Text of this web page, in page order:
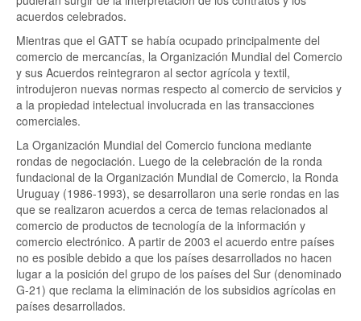
acuerdos celebrados.
Mientras que el GATT se había ocupado principalmente del
comercio de mercancías, la Organización Mundial del Comercio
y sus Acuerdos reintegraron al sector agrícola y textil,
introdujeron nuevas normas respecto al comercio de servicios y
a la propiedad intelectual involucrada en las transacciones
comerciales.
La Organización Mundial del Comercio funciona mediante
rondas de negociación. Luego de la celebración de la ronda
fundacional de la Organización Mundial de Comercio, la Ronda
Uruguay (1986-1993), se desarrollaron una serie rondas en las
que se realizaron acuerdos a cerca de temas relacionados al
comercio de productos de tecnología de la información y
comercio electrónico. A partir de 2003 el acuerdo entre países
no es posible debido a que los países desarrollados no hacen
lugar a la posición del grupo de los países del Sur (denominado
G-21) que reclama la eliminación de los subsidios agrícolas en
países desarrollados.